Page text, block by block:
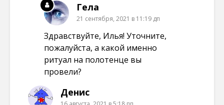
Гела
21 сентября, 2021 в 11:19 дп
Здравствуйте, Илья! Уточните,
пожалуйста, а какой именно
ритуал на полотенце вы
провели?
Денис